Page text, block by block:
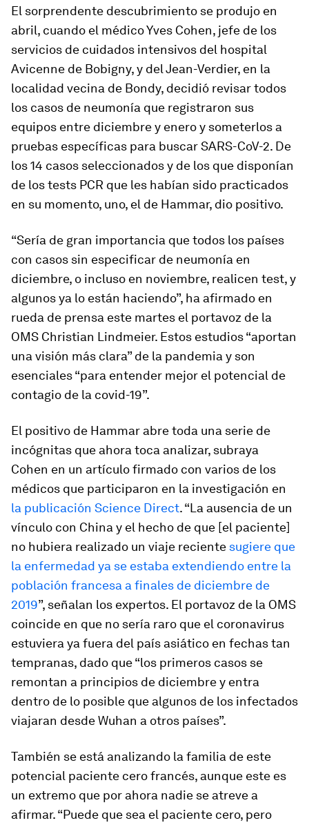
El sorprendente descubrimiento se produjo en
abril, cuando el médico Yves Cohen, jefe de los
servicios de cuidados intensivos del hospital
Avicenne de Bobigny, y del Jean-Verdier, en la
localidad vecina de Bondy, decidió revisar todos
los casos de neumonía que registraron sus
equipos entre diciembre y enero y someterlos a
pruebas específicas para buscar SARS-CoV-2. De
los 14 casos seleccionados y de los que disponían
de los tests PCR que les habían sido practicados
en su momento, uno, el de Hammar, dio positivo.
“Sería de gran importancia que todos los países
con casos sin especificar de neumonía en
diciembre, o incluso en noviembre, realicen test, y
algunos ya lo están haciendo”, ha afirmado en
rueda de prensa este martes el portavoz de la
OMS Christian Lindmeier. Estos estudios “aportan
una visión más clara” de la pandemia y son
esenciales “para entender mejor el potencial de
contagio de la covid-19”.
El positivo de Hammar abre toda una serie de
incógnitas que ahora toca analizar, subraya
Cohen en un artículo firmado con varios de los
médicos que participaron en la investigación en
la publicación Science Direct. “La ausencia de un
vínculo con China y el hecho de que [el paciente]
no hubiera realizado un viaje reciente sugiere que
la enfermedad ya se estaba extendiendo entre la
población francesa a finales de diciembre de
2019”, señalan los expertos. El portavoz de la OMS
coincide en que no sería raro que el coronavirus
estuviera ya fuera del país asiático en fechas tan
tempranas, dado que “los primeros casos se
remontan a principios de diciembre y entra
dentro de lo posible que algunos de los infectados
viajaran desde Wuhan a otros países”.
También se está analizando la familia de este
potencial paciente cero francés, aunque este es
un extremo que por ahora nadie se atreve a
afirmar. “Puede que sea el paciente cero, pero